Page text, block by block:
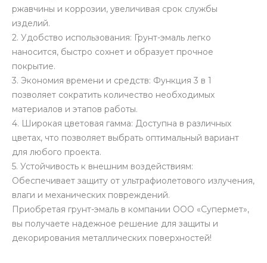
ржавчины и коррозии, увеличивая срок службы
изделий.
2. Удобство использования: Грунт-эмаль легко
наносится, быстро сохнет и образует прочное
покрытие.
3. Экономия времени и средств: Функция 3 в 1
позволяет сократить количество необходимых
материалов и этапов работы.
4. Широкая цветовая гамма: Доступна в различных
цветах, что позволяет выбрать оптимальный вариант
для любого проекта.
5. Устойчивость к внешним воздействиям:
Обеспечивает защиту от ультрафиолетового излучения,
влаги и механических повреждений.
Приобретая грунт-эмаль в компании ООО «Супермет»,
вы получаете надежное решение для защиты и
декорирования металлических поверхностей!